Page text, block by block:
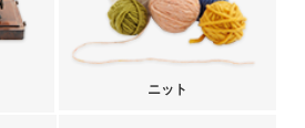
ニット